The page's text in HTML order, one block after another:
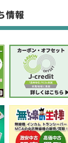
情報